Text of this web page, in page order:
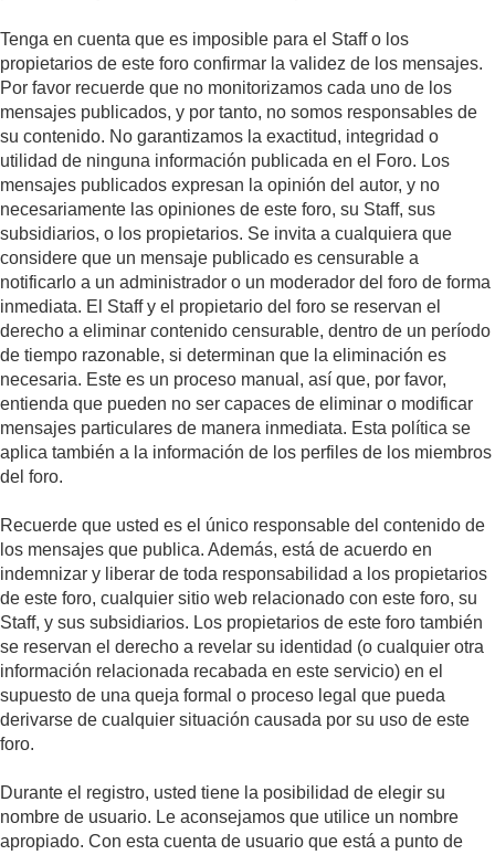
Tenga en cuenta que es imposible para el Staff o los
propietarios de este foro confirmar la validez de los mensajes.
Por favor recuerde que no monitorizamos cada uno de los
mensajes publicados, y por tanto, no somos responsables de
su contenido. No garantizamos la exactitud, integridad o
utilidad de ninguna información publicada en el Foro. Los
mensajes publicados expresan la opinión del autor, y no
necesariamente las opiniones de este foro, su Staff, sus
subsidiarios, o los propietarios. Se invita a cualquiera que
considere que un mensaje publicado es censurable a
notificarlo a un administrador o un moderador del foro de forma
inmediata. El Staff y el propietario del foro se reservan el
derecho a eliminar contenido censurable, dentro de un período
de tiempo razonable, si determinan que la eliminación es
necesaria. Este es un proceso manual, así que, por favor,
entienda que pueden no ser capaces de eliminar o modificar
mensajes particulares de manera inmediata. Esta política se
aplica también a la información de los perfiles de los miembros
del foro.
Recuerde que usted es el único responsable del contenido de
los mensajes que publica. Además, está de acuerdo en
indemnizar y liberar de toda responsabilidad a los propietarios
de este foro, cualquier sitio web relacionado con este foro, su
Staff, y sus subsidiarios. Los propietarios de este foro también
se reservan el derecho a revelar su identidad (o cualquier otra
información relacionada recabada en este servicio) en el
supuesto de una queja formal o proceso legal que pueda
derivarse de cualquier situación causada por su uso de este
foro.
Durante el registro, usted tiene la posibilidad de elegir su
nombre de usuario. Le aconsejamos que utilice un nombre
apropiado. Con esta cuenta de usuario que está a punto de